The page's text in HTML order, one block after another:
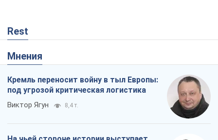
Rest
Мнения
Кремль переносит войну в тыл Европы:
под угрозой критическая логистика
Виктор Ягун 8,4 т.